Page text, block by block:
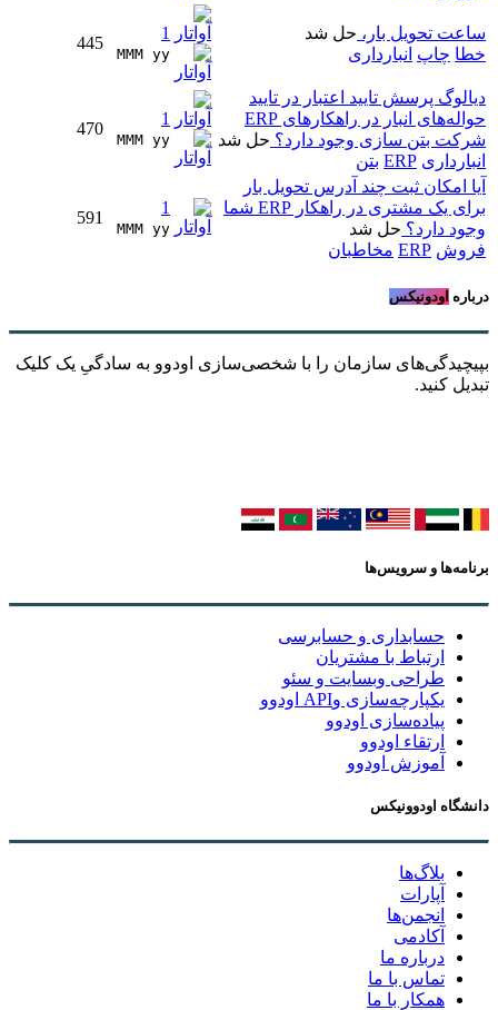
ساعت تحویل بار، حل شد
خطا چاپ انبارداری
1
MMM yy
445
دیالوگ پرسش تایید اعتبار در تایید
حواله‌های انبار در راهکارهای ERP
شرکت بتن سازی وجود دارد؟ حل شد
انبارداری ERP بتن
1
MMM yy
470
آیا امکان ثبت چند آدرس تحویل بار
برای یک مشتری در راهکار ERP شما
وجود دارد؟ حل شد
فروش ERP مخاطبان
1
MMM yy
591
درباره اودونیکس
بپیچیدگی‌های سازمان را با شخصی‌سازی اودوو به سادگیِ یک کلیک
تبدیل کنید.
برنامه‌ها و سرویس‌ها
حسابداری و حسابرسی
ارتباط با مشتریان
طراحی وبسایت و سئو
یکپارچه‌سازی وAPI اودوو
پیاده‌سازی اودوو
ارتقاء اودوو
آموزش اودوو
دانشگاه اودوونیکس
بلاگ‌ها
آپارات
انجمن‌ها
آکادمی
درباره ما
تماس با ما
همکار با ما